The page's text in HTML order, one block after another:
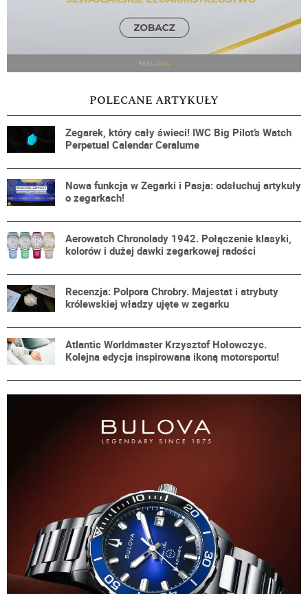
REKLAMA
POLECANE ARTYKUŁY
Zegarek, który cały świeci! IWC Big Pilot’s Watch
Perpetual Calendar Ceralume
Nowa funkcja w Zegarki i Pasja: odsłuchuj artykuły
o zegarkach!
Aerowatch Chronolady 1942. Połączenie klasyki,
kolorów i dużej dawki zegarkowej radości
Recenzja: Polpora Chrobry. Majestat i atrybuty
królewskiej władzy ujęte w zegarku
Atlantic Worldmaster Krzysztof Hołowczyc.
Kolejna edycja inspirowana ikoną motorsportu!